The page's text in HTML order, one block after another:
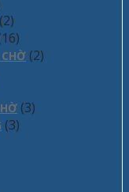
(2)
(2)
(3)
(3)